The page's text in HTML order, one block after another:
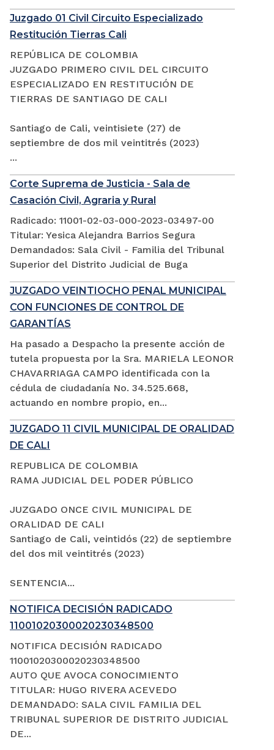
Juzgado 01 Civil Circuito Especializado
Restitución Tierras Cali
REPÚBLICA DE COLOMBIA
JUZGADO PRIMERO CIVIL DEL CIRCUITO
ESPECIALIZADO EN RESTITUCIÓN DE
TIERRAS DE SANTIAGO DE CALI
Santiago de Cali, veintisiete (27) de
septiembre de dos mil veintitrés (2023)
...
Corte Suprema de Justicia - Sala de
Casación Civil, Agraria y Rural
Radicado: 11001-02-03-000-2023-03497-00
Titular: Yesica Alejandra Barrios Segura
Demandados: Sala Civil - Familia del Tribunal
Superior del Distrito Judicial de Buga
JUZGADO VEINTIOCHO PENAL MUNICIPAL
CON FUNCIONES DE CONTROL DE
GARANTÍAS
Ha pasado a Despacho la presente acción de
tutela propuesta por la Sra. MARIELA LEONOR
CHAVARRIAGA CAMPO identificada con la
cédula de ciudadanía No. 34.525.668,
actuando en nombre propio, en...
JUZGADO 11 CIVIL MUNICIPAL DE ORALIDAD
DE CALI
REPUBLICA DE COLOMBIA
RAMA JUDICIAL DEL PODER PÚBLICO
JUZGADO ONCE CIVIL MUNICIPAL DE
ORALIDAD DE CALI
Santiago de Cali, veintidós (22) de septiembre
del dos mil veintitrés (2023)
SENTENCIA...
NOTIFICA DECISIÓN RADICADO
11001020300020230348500
NOTIFICA DECISIÓN RADICADO
11001020300020230348500
AUTO QUE AVOCA CONOCIMIENTO
TITULAR: HUGO RIVERA ACEVEDO
DEMANDADO: SALA CIVIL FAMILIA DEL
TRIBUNAL SUPERIOR DE DISTRITO JUDICIAL
DE...